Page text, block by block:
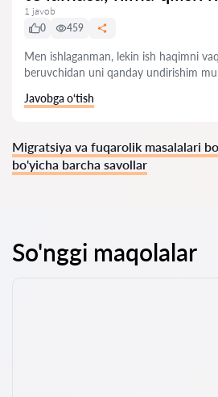
1 javob
0
459
Men ishlaganman, lekin ish haqimni
beruvchidan uni qanday undirishim
Javobga o‘tish
Migratsiya va fuqarolik masalalari
bo'yicha barcha savollar
So'nggi maqolalar